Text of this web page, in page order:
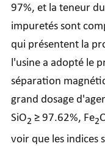
97%, et la teneur
impuretés sont
qui présentent la
l'usine a adopté le
séparation
grand dosage
SiO2 ≥ 97.62%, Fe2
voir que les indices